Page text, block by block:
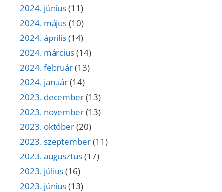
2024. június(11)
2024. május(10)
2024. április(14)
2024. március(14)
2024. február(13)
2024. január(14)
2023. december(13)
2023. november(13)
2023. október(20)
2023. szeptember(11)
2023. augusztus(17)
2023. július(16)
2023. június(13)